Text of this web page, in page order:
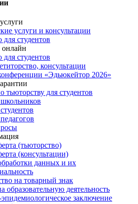
услуги и консультации
для студентов
онлайн
для студентов
консультации
«Эдьюкейтор 2026»
тьюторству для студентов
(тьюторство)
(консультации)
данных и их
на товарный знак
образовательную деятельность
заключение